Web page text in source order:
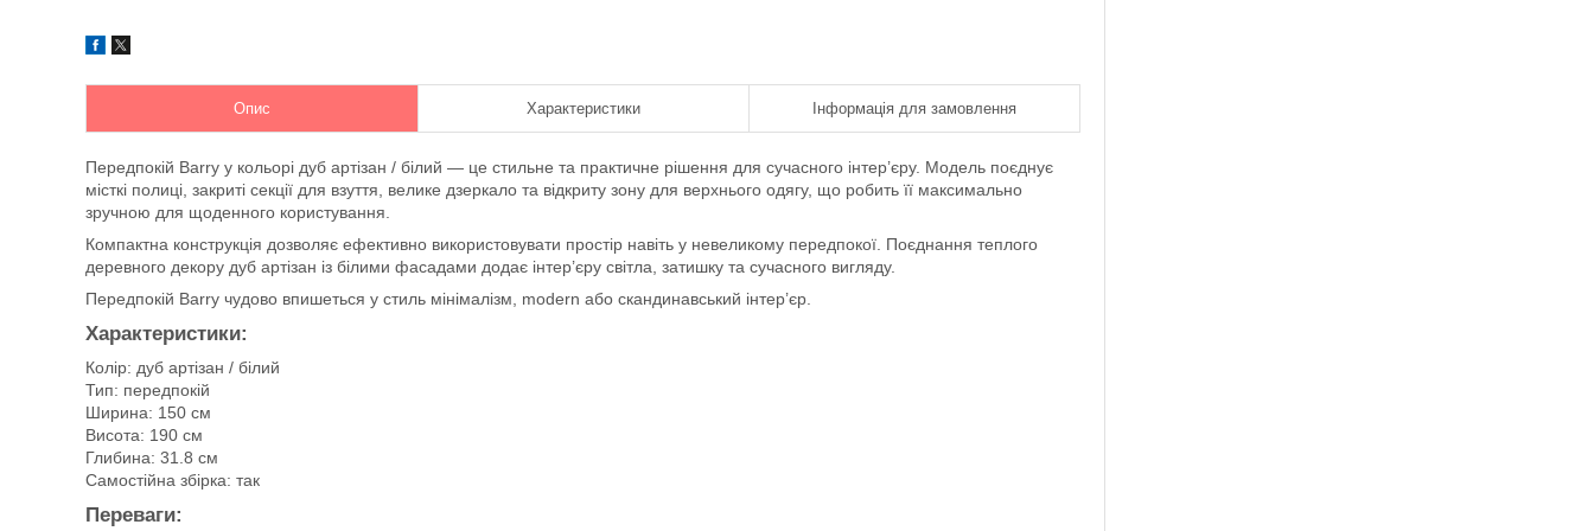
Опис Характеристики Інформація для замовлення
Передпокій Barry у кольорі дуб артізан / білий — це стильне та практичне рішення для сучасного інтер’єру. Модель поєднує
місткі полиці, закриті секції для взуття, велике дзеркало та відкриту зону для верхнього одягу, що робить її максимально
зручною для щоденного користування.
Компактна конструкція дозволяє ефективно використовувати простір навіть у невеликому передпокої. Поєднання теплого
деревного декору дуб артізан із білими фасадами додає інтер’єру світла, затишку та сучасного вигляду.
Передпокій Barry чудово впишеться у стиль мінімалізм, modern або скандинавський інтер’єр.
Характеристики:
Колір: дуб артізан / білий
Тип: передпокій
Ширина: 150 см
Висота: 190 см
Глибина: 31.8 см
Самостійна збірка: так
Переваги: